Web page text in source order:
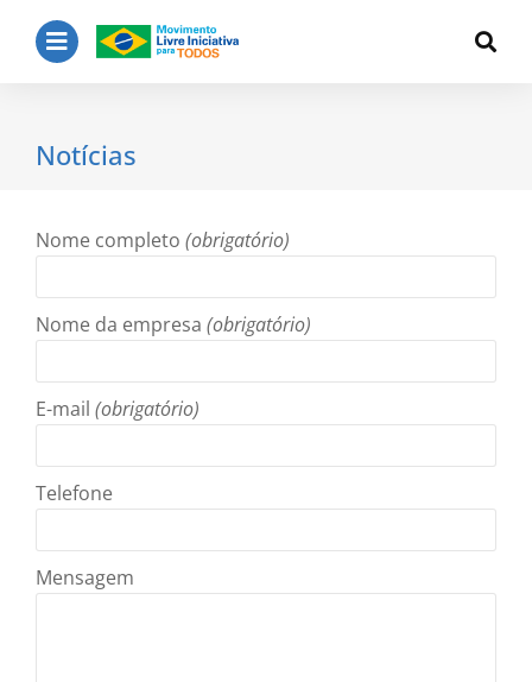
Notícias
Nome completo (obrigatório)
Nome da empresa (obrigatório)
E-mail (obrigatório)
Telefone
Mensagem